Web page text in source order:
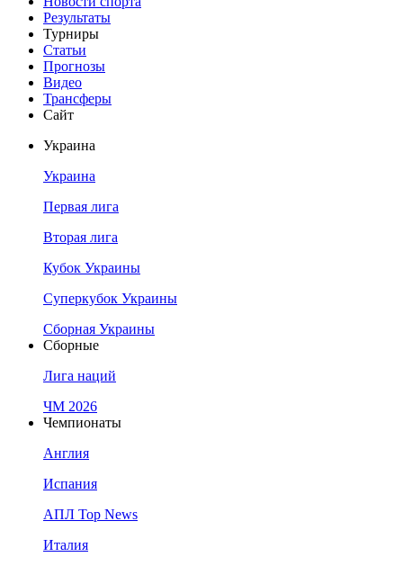
Результаты
Турниры
Статьи
Прогнозы
Видео
Трансферы
Сайт
Украина
Украина
Первая лига
Вторая лига
Кубок Украины
Суперкубок Украины
Сборная Украины
Сборные
Лига наций
ЧМ 2026
Чемпионаты
Англия
Испания
АПЛ Top News
Италия